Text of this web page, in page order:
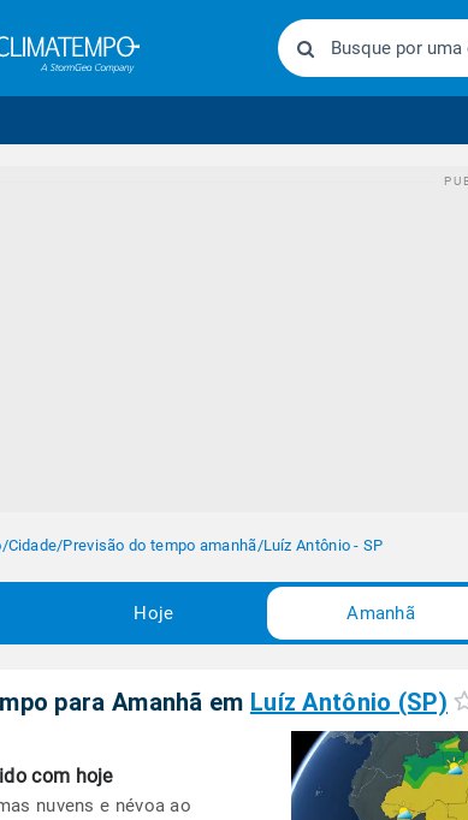
/Cidade/Previsão do tempo amanhã/Luíz Antônio - SP
Hoje Amanhã
para Amanhã em Luíz Antônio (SP)
com hoje
nuvens e névoa ao